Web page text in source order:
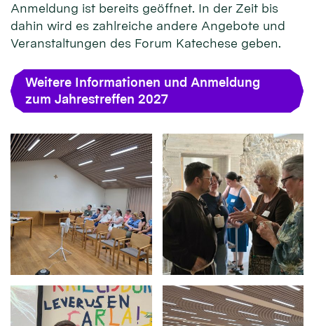
Anmeldung ist bereits geöffnet. In der Zeit bis
dahin wird es zahlreiche andere Angebote und
Veranstaltungen des Forum Katechese geben.
Weitere Informationen und Anmeldung
zum Jahrestreffen 2027